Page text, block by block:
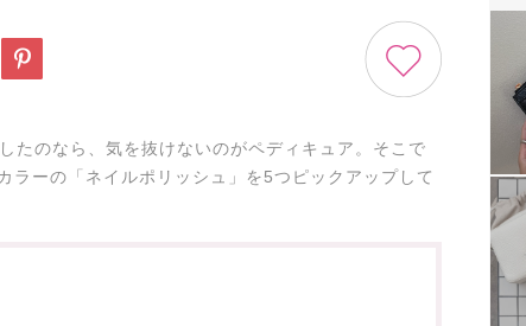
たのなら、気を抜けないのがペディキュア。そこで
ラーの「ネイルポリッシュ」を5つピックアップして